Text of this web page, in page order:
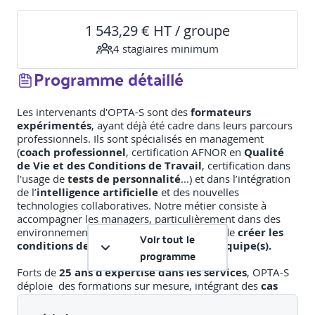
1 543,29 € HT / groupe
4 stagiaires minimum
Programme détaillé
Les intervenants d'OPTA-S sont des formateurs
expérimentés, ayant déjà été cadre dans leurs parcours
professionnels. Ils sont spécialisés en management
(coach professionnel, certification AFNOR en Qualité
de Vie et des Conditions de Travail, certification dans
l'usage de tests de personnalité...) et dans l’intégration
de l’intelligence artificielle et des nouvelles
technologies collaboratives. Notre métier consiste à
accompagner les managers, particulièrement dans des
environnements exigeants de service, afin de créer les
conditions de l’engagement de leur(s) équipe(s).
Forts de 25 ans d’expertise dans les services, OPTA-S
déploie des formations sur mesure, intégrant des cas
pratiques directement inspirés des situations
Voir tout le
programme